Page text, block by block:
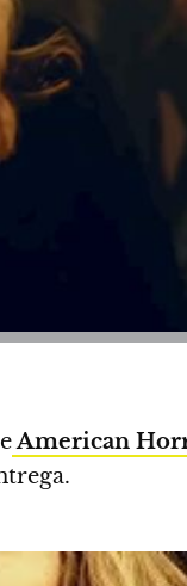
American